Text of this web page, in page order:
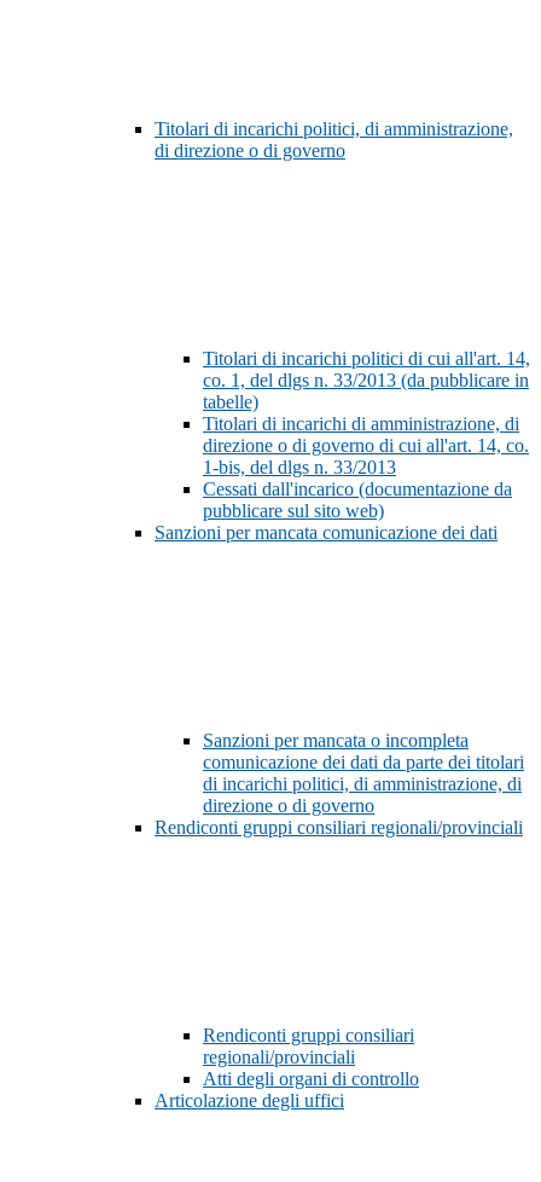
Titolari di incarichi politici, di amministrazione,
di direzione o di governo
Titolari di incarichi politici di cui all'art. 14,
co. 1, del dlgs n. 33/2013 (da pubblicare in
tabelle)
Titolari di incarichi di amministrazione, di
direzione o di governo di cui all'art. 14, co.
1-bis, del dlgs n. 33/2013
Cessati dall'incarico (documentazione da
pubblicare sul sito web)
Sanzioni per mancata comunicazione dei dati
Sanzioni per mancata o incompleta
comunicazione dei dati da parte dei titolari
di incarichi politici, di amministrazione, di
direzione o di governo
Rendiconti gruppi consiliari regionali/provinciali
Rendiconti gruppi consiliari
regionali/provinciali
Atti degli organi di controllo
Articolazione degli uffici